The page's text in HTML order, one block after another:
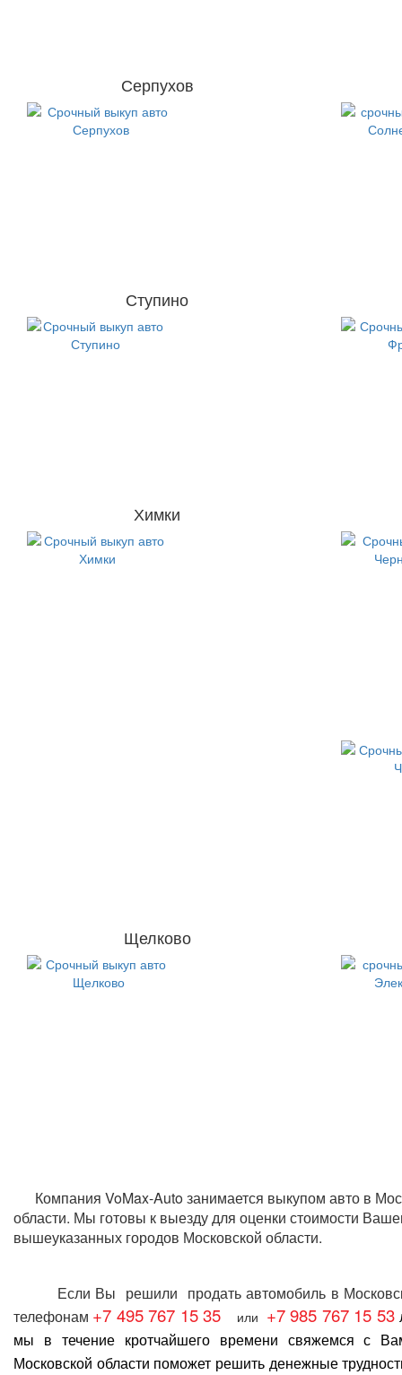
Серпухов
Ступино
Химки
Щелково
Компания VoMax-Auto занимается выкупом авто в
области. Мы готовы к выезду для оценки стоимости
вышеуказанных городов Московской области.
Если Вы решили продать автомобиль в
телефонам +7 495 767 15 35 или +7 985 767 15 53
мы в течение кротчайшего времени свяжемся с
Московской области поможет решить денежные